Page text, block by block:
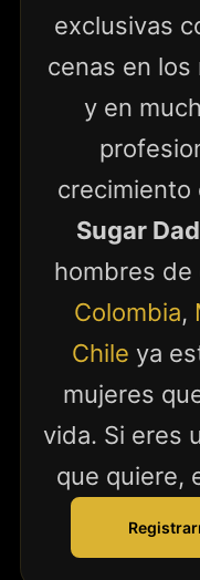
exclusivas
cenas en
y en
crecimiento
Sugar
hombres de
Colombia,
Chile ya
mujeres
vida. Si eres
que quiere,